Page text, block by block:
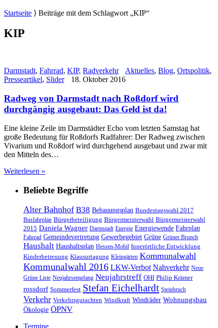
Startseite ⟩ Beiträge mit dem Schlagwort „KIP“
KIP
Darmstadt, Fahrrad, KIP, Radverkehr Aktuelles, Blog, Ortspolitik,
Presseartikel, Slider 18. Oktober 2016
Radweg von Darmstadt nach Roßdorf wird
durchgängig ausgebaut: Das Geld ist da!
Eine kleine Zeile im Darmstädter Echo vom letzten Samstag hat
große Bedeutung für Roßdorfs Radfahrer: Der Radweg zwischen
Vivarium und Roßdorf wird durchgehend ausgebaut und zwar mit
den Mitteln des…
Weiterlesen »
Beliebte Begriffe
Alter Bahnhof B38 Bebauungsplan Bundestagswahl 2017
Busfahrplan Bürgerbeteiligung Bürgermeisterwahl Bürgermeisterwahl
2015 Daniela Wagner Darmstadt Energie Energiewende Fahrplan
Fahrrad Gemeindevertretung Gewerbegebiet Grüne Grüner Brunch
Haushalt Haushaltsplan Hessen-Mobil Innerörtliche Entwicklung
Kinderbetreuung Klausurtagung Kleingärten Kommunalwahl
Kommunalwahl 2016 LKW-Verbot Nahverkehr Neue
Grüne Liste Neujahrsempfang Neujahrstreff OHI Philip Krämer
rossdorf Sommerfest Stefan Eichelhardt Steinbruch
Verkehr Verkehrsgutachten Windkraft Windräder Wohnungsbau
Ökologie ÖPNV